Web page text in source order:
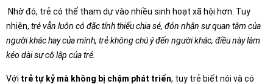
Nhờ đó, trẻ có thể tham dự vào nhiều sinh hoạt xã hội hơn. Tuy
nhiên, trẻ vẫn luôn có đặc tính thiếu chia sẻ, đón nhận sự quan tâm của
người khác hay của mình, trẻ không chú ý đến người khác, điều này làm
kéo dài sự cô lập của trẻ.
Với trẻ tự kỷ mà không bị chậm phát triển, tuy trẻ biết nói và có